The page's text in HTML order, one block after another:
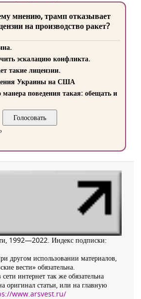
мнению, трамп отказывает
на производство ракет?
эскалацию конфликта.
такие лицензии.
Украины на США
манера поведения такая: обещать и
1992—2022. Индекс подписки:
другом использовании материалов,
вести» обязательна.
интернет так же обязательна
оригинал статьи, или на главную
www.arsvest.ru/